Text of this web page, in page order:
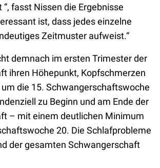
fasst Nissen die Ergebnisse
ist, dass jedes einzelne
Zeitmuster aufweist.“
demnach im ersten Trimester der
ihren Höhepunkt, Kopfschmerzen
die 15. Schwangerschaftswoche
zu Beginn und am Ende der
– mit einem deutlichen Minimum
20. Die Schlafprobleme
der gesamten Schwangerschaft